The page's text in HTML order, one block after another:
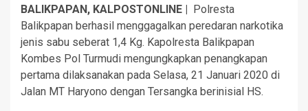
BALIKPAPAN, KALPOSTONLINE |
Polresta
Balikpapan berhasil menggagalkan peredaran narkotika
jenis sabu seberat 1,4 Kg. Kapolresta Balikpapan
Kombes Pol Turmudi mengungkapkan penangkapan
pertama dilaksanakan pada Selasa, 21 Januari 2020 di
Jalan MT Haryono dengan Tersangka berinisial HS.